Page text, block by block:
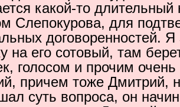
какой-то длительный
Слепокурова, для
договоренностей.
на его сотовый, там
голосом и прочим очень
причем тоже Дмитрий,
суть вопроса, он